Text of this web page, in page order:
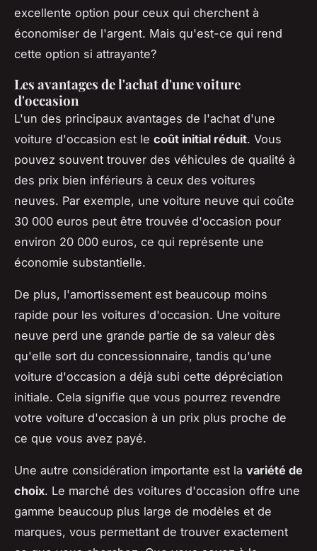
excellente option pour ceux qui cherchent à
économiser de l'argent. Mais qu'est-ce qui rend
cette option si attrayante?
Les avantages de l'achat d'une voiture
d'occasion
L'un des principaux avantages de l'achat d'une
voiture d'occasion est le coût initial réduit. Vous
pouvez souvent trouver des véhicules de qualité à
des prix bien inférieurs à ceux des voitures
neuves. Par exemple, une voiture neuve qui coûte
30 000 euros peut être trouvée d'occasion pour
environ 20 000 euros, ce qui représente une
économie substantielle.
De plus, l'amortissement est beaucoup moins
rapide pour les voitures d'occasion. Une voiture
neuve perd une grande partie de sa valeur dès
qu'elle sort du concessionnaire, tandis qu'une
voiture d'occasion a déjà subi cette dépréciation
initiale. Cela signifie que vous pourrez revendre
votre voiture d'occasion à un prix plus proche de
ce que vous avez payé.
Une autre considération importante est la variété de
choix. Le marché des voitures d'occasion offre une
gamme beaucoup plus large de modèles et de
marques, vous permettant de trouver exactement